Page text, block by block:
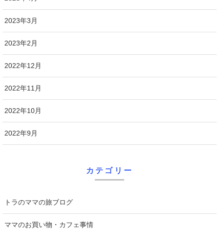
2023年3月
2023年2月
2022年12月
2022年11月
2022年10月
2022年9月
カテゴリー
トラのママの旅ブログ
ママのお買い物・カフェ事情